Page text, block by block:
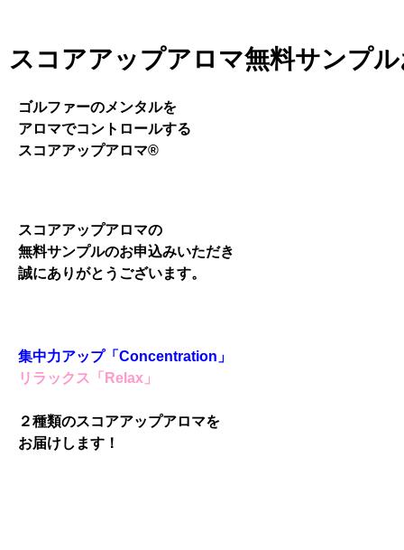
スコアアップアロマ無料サンプ
ゴルファーのメンタルを
アロマでコントロールする
スコアアップアロマ®
スコアアップアロマの
無料サンプルのお申込みいただき
誠にありがとうございます。
集中力アップ「Concentration」
リラックス「Relax」
２種類のスコアアップアロマを
お届けします！